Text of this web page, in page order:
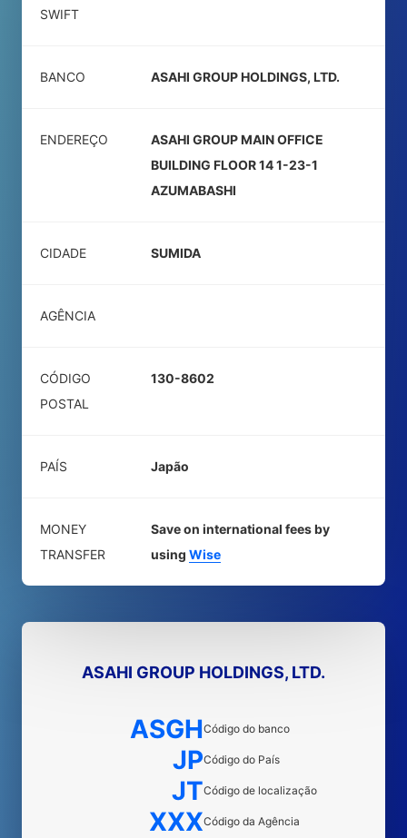
SWIFT
BANCO ASAHI GROUP HOLDINGS, LTD.
ENDEREÇO
ASAHI GROUP MAIN OFFICE
BUILDING FLOOR 14 1-23-1
AZUMABASHI
CIDADE SUMIDA
AGÊNCIA
CÓDIGO
POSTAL
130-8602
PAÍS Japão
MONEY
TRANSFER
Save on international fees by
using Wise
ASAHI GROUP HOLDINGS, LTD.
ASGHCódigo do banco
JPCódigo do País
JTCódigo de localização
XXXCódigo da Agência